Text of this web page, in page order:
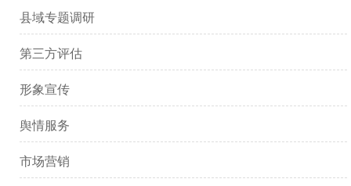
县域专题调研
第三方评估
形象宣传
舆情服务
市场营销